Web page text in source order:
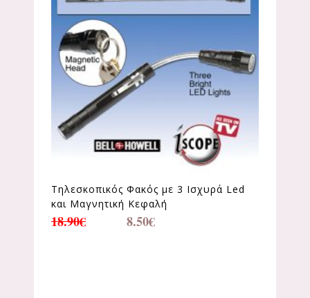
Τηλεσκοπικός Φακός με 3 Ισχυρά Led
και Μαγνητική Κεφαλή
18.90€ 8.50€